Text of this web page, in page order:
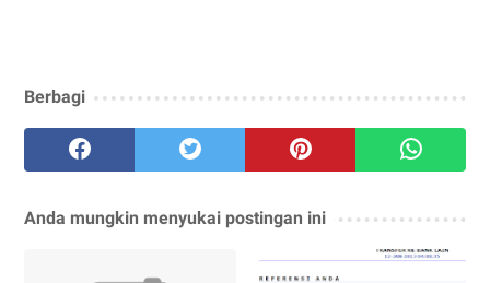
Berbagi
Anda mungkin menyukai postingan ini